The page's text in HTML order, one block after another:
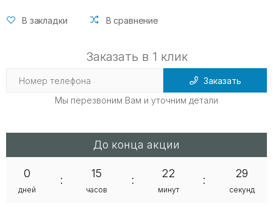
В закладки В сравнение
Заказать в 1 клик
Заказать
Мы перезвоним Вам и уточним детали
До конца акции
0
дней
:
15
часов
:
22
минут
:
29
секунд